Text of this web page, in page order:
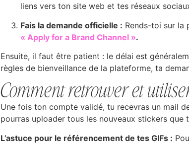
liens vers ton site web et tes réseaux
Fais la demande officielle : Rends-toi sur la
« Apply for a Brand Channel ».
Ensuite, il faut être patient : le délai est
règles de bienveillance de la plateforme, ta
Comment retrouver et
Une fois ton compte validé, tu recevras un mail
pourras uploader tous les nouveaux stickers que
L’astuce pour le référencement de tes GIFs :